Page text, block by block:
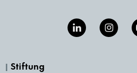
Stiftung